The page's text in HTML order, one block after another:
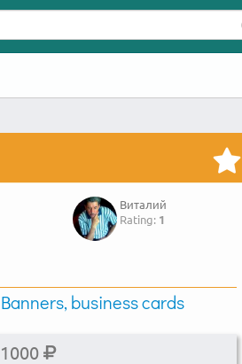
Виталий
Rating: 1
Banners, business cards
1000